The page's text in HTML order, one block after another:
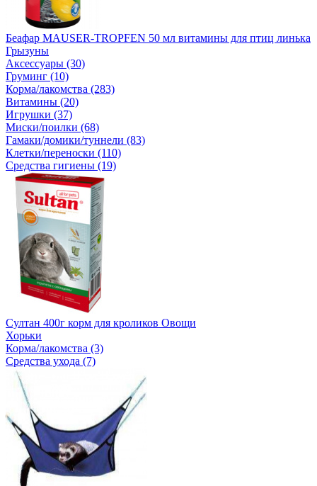
Беафар MAUSER-TROPFEN 50 мл витамины для птиц линька
Грызуны
Аксессуары (30)
Груминг (10)
Корма/лакомства (283)
Витамины (20)
Игрушки (37)
Миски/поилки (68)
Гамаки/домики/туннели (83)
Клетки/переноски (110)
Средства гигиены (19)
Султан 400г корм для кроликов Овощи
Хорьки
Корма/лакомства (3)
Средства ухода (7)